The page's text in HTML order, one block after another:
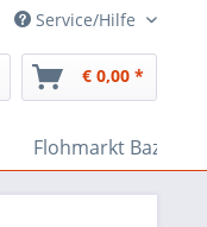
Service/Hilfe
€ 0,00 *
Flohmarkt Bazar